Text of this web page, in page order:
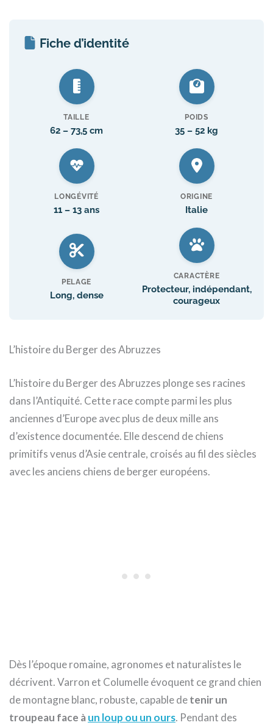
Fiche d’identité
TAILLE
62 – 73,5 cm
POIDS
35 – 52 kg
LONGÉVITÉ
11 – 13 ans
ORIGINE
Italie
PELAGE
Long, dense
CARACTÈRE
Protecteur, indépendant,
courageux
L’histoire du Berger des Abruzzes
L’histoire du Berger des Abruzzes plonge ses racines
dans l’Antiquité. Cette race compte parmi les plus
anciennes d’Europe avec plus de deux mille ans
d’existence documentée. Elle descend de chiens
primitifs venus d’Asie centrale, croisés au fil des siècles
avec les anciens chiens de berger européens.
Dès l’époque romaine, agronomes et naturalistes le
décrivent. Varron et Columelle évoquent ce grand chien
de montagne blanc, robuste, capable detenir un
troupeau face à un loup ou un ours. Pendant des